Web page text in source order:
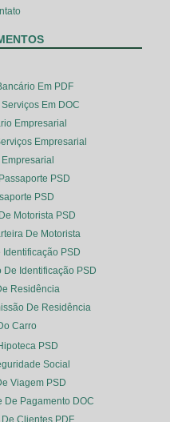
Em PDF
Em DOC
Empresarial
Empresarial
PSD
PSD
Motorista PSD
De Motorista
Identificação PSD
De Identificação PSD
Residência
De Residência
Carro
PSD
Social
Viagem PSD
De Pagamento DOC